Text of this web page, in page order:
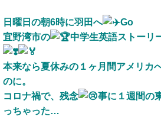
日曜日の朝6時に羽田へ
Go
宜野湾市の
中学生英語ストーリ
本来なら夏休みの１ヶ月間アメリカ
のに。
コロナ禍で、残念
事に１週間の
っちゃった…